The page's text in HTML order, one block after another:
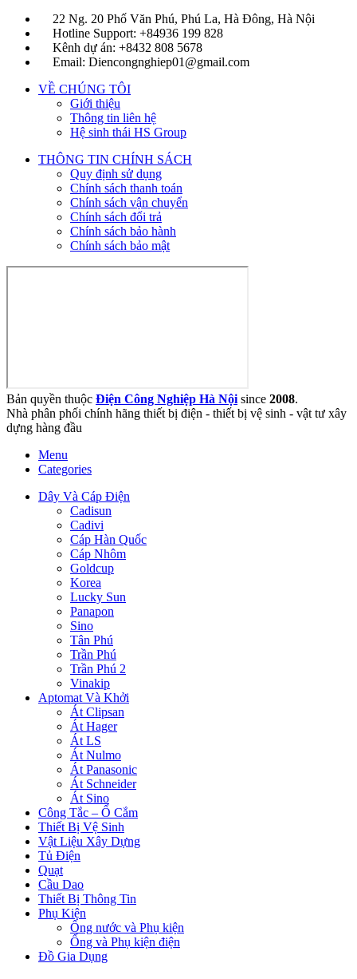
22 Ng. 20 Phố Văn Phú, Phú La, Hà Đông, Hà Nội
Hotline Support: +84936 199 828
Kênh dự án: +8432 808 5678
Email: Diencongnghiep01@gmail.com
VỀ CHÚNG TÔI
Giới thiệu
Thông tin liên hệ
Hệ sinh thái HS Group
THÔNG TIN CHÍNH SÁCH
Quy định sử dụng
Chính sách thanh toán
Chính sách vận chuyển
Chính sách đổi trả
Chính sách bảo hành
Chính sách bảo mật
Bản quyền thuộc Điện Công Nghiệp Hà Nội since 2008.
Nhà phân phối chính hãng thiết bị điện - thiết bị vệ sinh - vật tư xây
dựng hàng đầu
Menu
Categories
Dây Và Cáp Điện
Cadisun
Cadivi
Cáp Hàn Quốc
Cáp Nhôm
Goldcup
Korea
Lucky Sun
Panapon
Sino
Tân Phú
Trần Phú
Trần Phú 2
Vinakip
Aptomat Và Khởi
Át Clipsan
Át Hager
Át LS
Át Nulmo
Át Panasonic
Át Schneider
Át Sino
Công Tắc – Ổ Cắm
Thiết Bị Vệ Sinh
Vật Liệu Xây Dựng
Tủ Điện
Quạt
Cầu Dao
Thiết Bị Thông Tin
Phụ Kiện
Ống nước và Phụ kiện
Ống và Phụ kiện điện
Đồ Gia Dụng